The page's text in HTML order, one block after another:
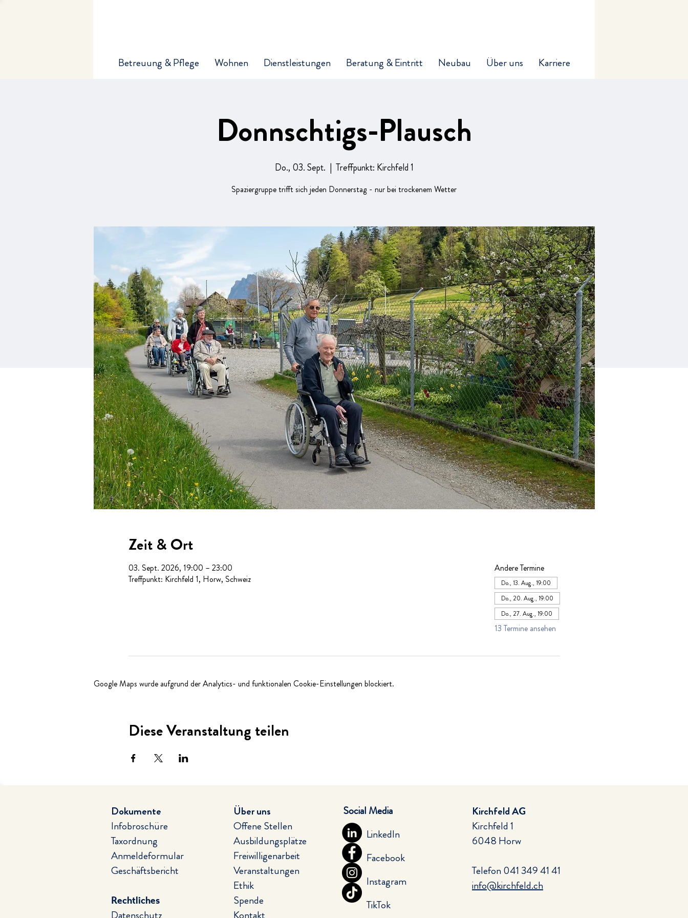
Betreuung & Pflege Wohnen Dienstleistungen Beratung & Eintritt Neubau Über uns Karriere
Donnschtigs-Plausch
Do., 03. Sept.
  |
Treffpunkt: Kirchfeld 1
Spaziergruppe trifft sich jeden Donnerstag - nur bei trockenem Wetter
Zeit & Ort
03. Sept. 2026, 19:00 – 23:00
Treffpunkt: Kirchfeld 1, Horw, Schweiz
Andere Termine
Do., 13. Aug., 19:00
Do., 20. Aug., 19:00
Do., 27. Aug., 19:00
13 Termine ansehen
Google Maps wurde aufgrund der Analytics- und funktionalen Cookie-Einstellungen blockiert.
Diese Veranstaltung teilen
Dokumente
Infobroschüre
Taxordnung
Anmeldeformular
Geschäftsbericht
Rechtliches
Über uns
Offene Stellen
Ausbildungsplätze
Freiwilligenarbeit
Veranstaltungen
Ethik
Spende
LinkedIn
Facebook
Instagram
TikTok
Social Media
Kirchfeld AG
Kirchfeld 1
6048 Horw
Telefon041 349 41 41
info@kirchfeld.ch